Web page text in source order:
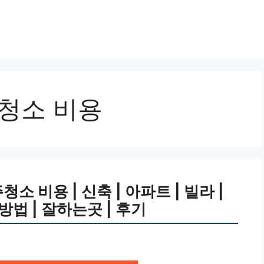
소 비용
소 비용 | 신축 | 아파트 | 빌라 |
법 | 잘하는곳 | 후기